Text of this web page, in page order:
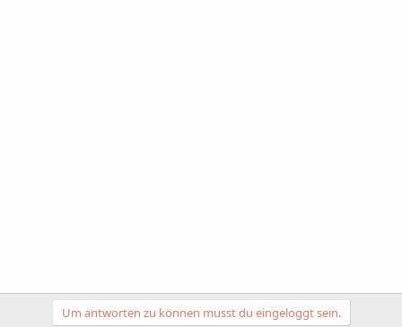
Um antworten zu können musst du eingeloggt sein.